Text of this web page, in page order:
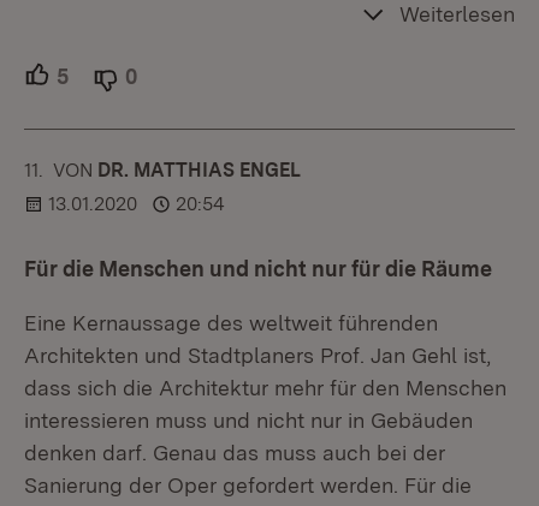
Weiterlesen
5 Unterstützer.
0
11. KOMMENTAR
VON :DR. MATTHIAS ENGEL
13.01.2020
20:54
Für die Menschen und nicht nur für die Räume
Eine Kernaussage des weltweit führenden
Architekten und Stadtplaners Prof. Jan Gehl ist,
dass sich die Architektur mehr für den Menschen
interessieren muss und nicht nur in Gebäuden
denken darf. Genau das muss auch bei der
Sanierung der Oper gefordert werden. Für die